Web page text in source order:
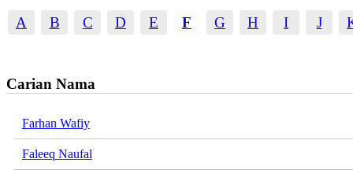
A B C D E F G H I J
Carian Nama
Farhan Wafiy
Faleeq Naufal